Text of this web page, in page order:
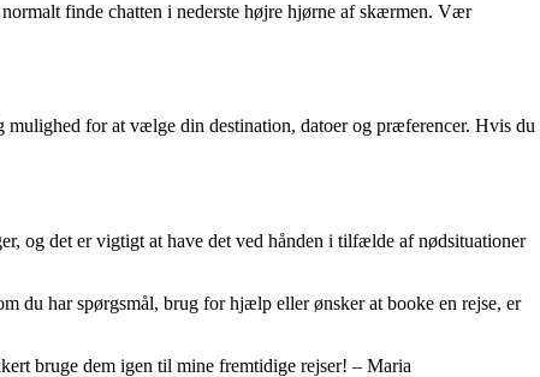
finde chatten i nederste højre hjørne af skærmen. Vær
mulighed for at vælge din destination, datoer og præferencer. Hvis du
og det er vigtigt at have det ved hånden i tilfælde af nødsituationer
du har spørgsmål, brug for hjælp eller ønsker at booke en rejse, er
bruge dem igen til mine fremtidige rejser! – Maria